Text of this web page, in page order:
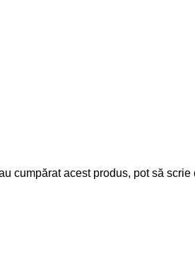
cumpărat acest produs, pot să scrie